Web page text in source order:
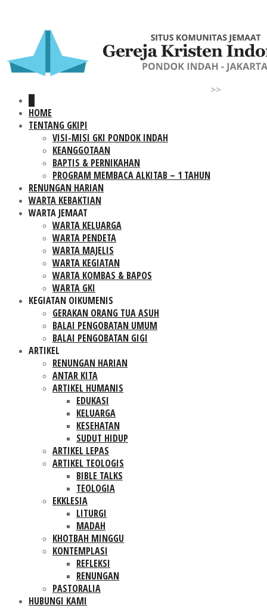
HOME
TENTANG GKIPI
VISI-MISI GKI PONDOK INDAH
KEANGGOTAAN
BAPTIS & PERNIKAHAN
PROGRAM MEMBACA ALKITAB – 1 TAHUN
RENUNGAN HARIAN
WARTA KEBAKTIAN
WARTA JEMAAT
WARTA KELUARGA
WARTA PENDETA
WARTA MAJELIS
WARTA KEGIATAN
WARTA KOMBAS & BAPOS
WARTA GKI
KEGIATAN OIKUMENIS
GERAKAN ORANG TUA ASUH
BALAI PENGOBATAN UMUM
BALAI PENGOBATAN GIGI
ARTIKEL
RENUNGAN HARIAN
ANTAR KITA
ARTIKEL HUMANIS
EDUKASI
KELUARGA
KESEHATAN
SUDUT HIDUP
ARTIKEL LEPAS
ARTIKEL TEOLOGIS
BIBLE TALKS
TEOLOGIA
EKKLESIA
LITURGI
MADAH
KHOTBAH MINGGU
KONTEMPLASI
REFLEKSI
RENUNGAN
PASTORALIA
HUBUNGI KAMI
>>